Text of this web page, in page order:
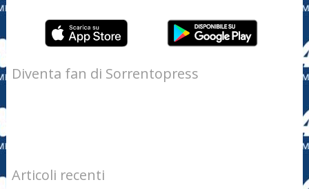
Diventa fan di Sorrentopress
Articoli recenti